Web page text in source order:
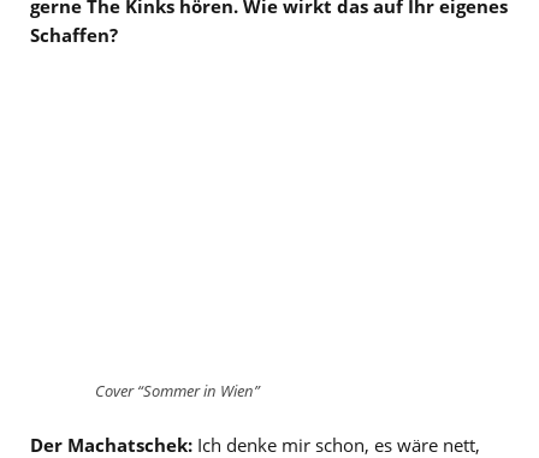
gerne The Kinks hören. Wie wirkt das auf Ihr eigenes
Schaffen?
Cover “Sommer in Wien”
Der Machatschek: Ich denke mir schon, es wäre nett,